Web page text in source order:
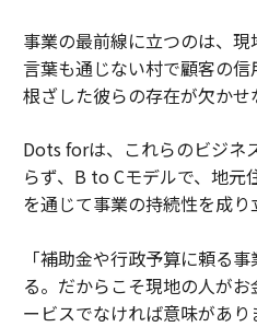
事業の最前線に立つのは、現
言葉も通じない村で顧客の
根ざした彼らの存在が欠かせ
Dots forは、これらのビジネ
らず、B to Cモデルで、地元
を通じて事業の持続性を成り
「補助金や行政予算に頼る
る。だからこそ現地の人が
ービスでなければ意味があり